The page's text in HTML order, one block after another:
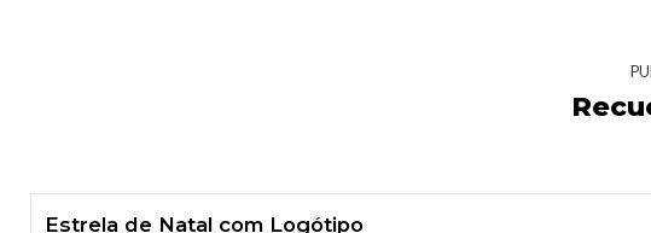
Estrela de Natal com Logótipo